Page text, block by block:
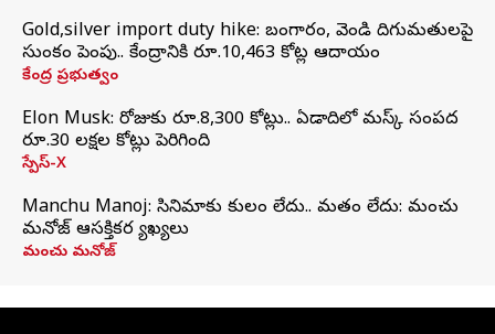
Gold,silver import duty hike: బంగారం, వెండి దిగుమతులపై
సుంకం పెంపు.. కేంద్రానికి రూ.10,463 కోట్ల ఆదాయం
కేంద్ర ప్రభుత్వం
Elon Musk: రోజుకు రూ.8,300 కోట్లు.. ఏడాదిలో మస్క్ సంపద
రూ.30 లక్షల కోట్లు పెరిగింది
స్పేస్-X
Manchu Manoj: సినిమాకు కులం లేదు.. మతం లేదు: మంచు
మనోజ్‌ ఆసక్తికర వ్యాఖ్యలు
మంచు మనోజ్